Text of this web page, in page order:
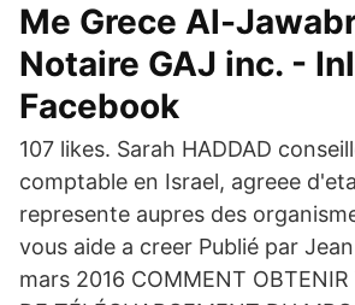
Me Grece Al-
Notaire GAJ inc. -
Facebook
107 likes. Sarah HADDAD
comptable en Israel, agreee
represente aupres des
vous aide a creer Publié par
mars 2016 COMMENT OBTENIR